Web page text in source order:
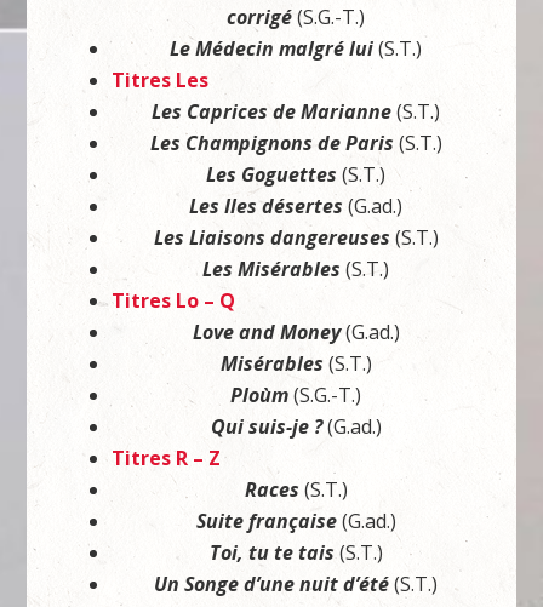
corrigé(S.G.-T.)
Le Médecin malgré lui(S.T.)
Titres Les
Les Caprices de Marianne(S.T.)
Les Champignons de Paris (S.T.)
Les Goguettes (S.T.)
Les Iles désertes (G.ad.)
Les Liaisons dangereuses (S.T.)
Les Misérables (S.T.)
Titres Lo – Q
Love and Money(G.ad.)
Misérables (S.T.)
Ploùm(S.G.-T.)
Qui suis-je ?(G.ad.)
Titres R – Z
Races (S.T.)
Suite française(G.ad.)
Toi, tu te tais(S.T.)
Un Songe d’une nuit d’été(S.T.)